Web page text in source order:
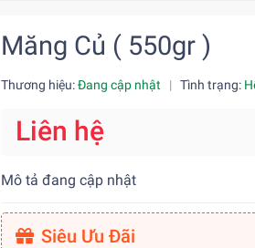
Măng Củ ( 550gr )
Thương hiệu:Đang cập nhật | Tình trạng:
Liên hệ
Mô tả đang cập nhật
Siêu Ưu Đãi